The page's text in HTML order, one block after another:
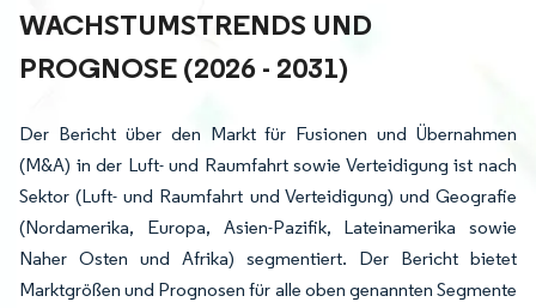
ACHSTUMSTRENDS UND P
ROGNOSE (2026 - 2031)
Der Bericht über den Markt für Fusionen und Übernahmen
(M&A) in der Luft- und Raumfahrt sowie Verteidigung ist nach
Sektor (Luft- und Raumfahrt und Verteidigung) und Geografie
(Nordamerika, Europa, Asien-Pazifik, Lateinamerika sowie
Naher Osten und Afrika) segmentiert. Der Bericht bietet
Marktgrößen und Prognosen für alle oben genannten Segmente